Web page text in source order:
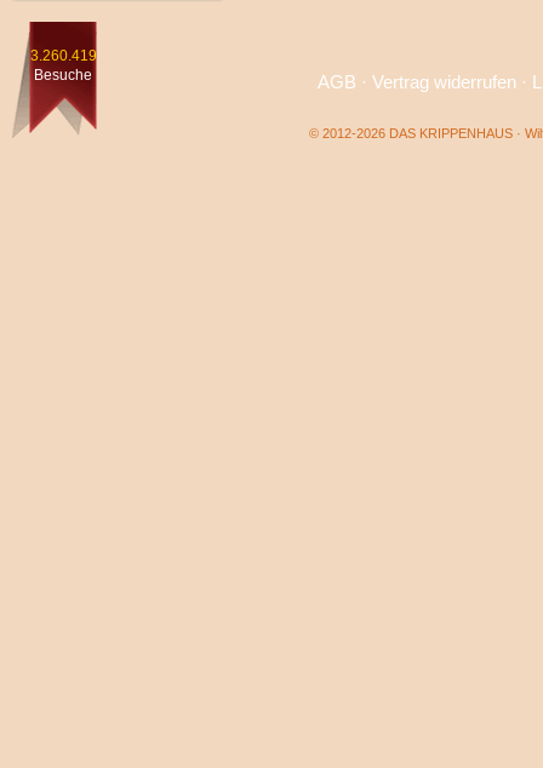
3.260.419
Besuche
AGB · Vertrag widerrufen·
© 2012-2026 DAS KRIPPENHAUS ·